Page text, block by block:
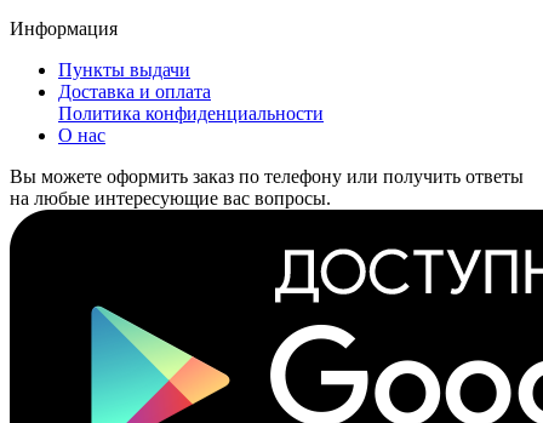
Информация
Пункты выдачи
Доставка и оплата
Политика конфиденциальности
О нас
Вы можете оформить заказ по телефону или получить ответы
на любые интересующие вас вопросы.